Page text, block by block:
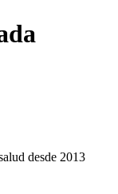
desde 2013